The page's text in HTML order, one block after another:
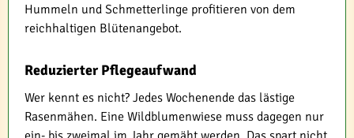
Hummeln und Schmetterlinge profitieren von dem
reichhaltigen Blütenangebot.
Reduzierter Pflegeaufwand
Wer kennt es nicht? Jedes Wochenende das lästige
Rasenmähen. Eine Wildblumenwiese muss dagegen nur